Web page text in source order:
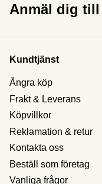
Anmäl dig till
Kundtjänst
Ångra köp
Frakt & Leverans
Köpvillkor
Reklamation & retur
Kontakta oss
Beställ som företag
Vanliga frågor